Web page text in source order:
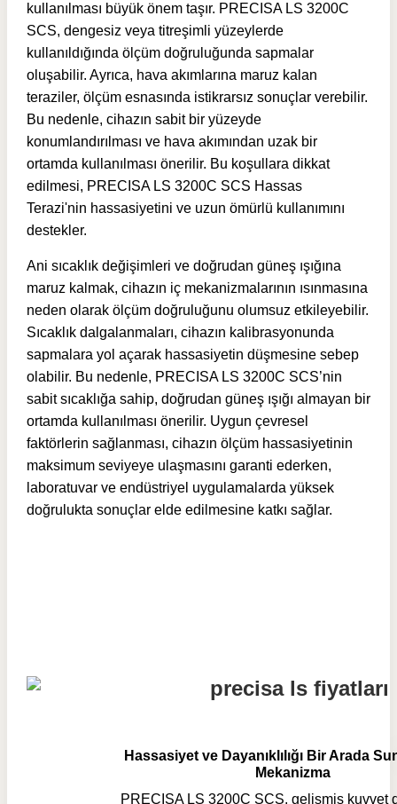
kullanılması büyük önem taşır. PRECISA LS 3200C
SCS, dengesiz veya titreşimli yüzeylerde
kullanıldığında ölçüm doğruluğunda sapmalar
oluşabilir. Ayrıca, hava akımlarına maruz kalan
teraziler, ölçüm esnasında istikrarsız sonuçlar verebilir.
Bu nedenle, cihazın sabit bir yüzeyde
konumlandırılması ve hava akımından uzak bir
ortamda kullanılması önerilir. Bu koşullara dikkat
edilmesi, PRECISA LS 3200C SCS Hassas
Terazi'nin hassasiyetini ve uzun ömürlü kullanımını
destekler.
Ani sıcaklık değişimleri ve doğrudan güneş ışığına
maruz kalmak, cihazın iç mekanizmalarının ısınmasına
neden olarak ölçüm doğruluğunu olumsuz etkileyebilir.
Sıcaklık dalgalanmaları, cihazın kalibrasyonunda
sapmalara yol açarak hassasiyetin düşmesine sebep
olabilir. Bu nedenle, PRECISA LS 3200C SCS’nin
sabit sıcaklığa sahip, doğrudan güneş ışığı almayan bir
ortamda kullanılması önerilir. Uygun çevresel
faktörlerin sağlanması, cihazın ölçüm hassasiyetinin
maksimum seviyeye ulaşmasını garanti ederken,
laboratuvar ve endüstriyel uygulamalarda yüksek
doğrulukta sonuçlar elde edilmesine katkı sağlar.
Hassasiyet ve Dayanıklılığı Bir Arada
Mekanizma
PRECISA LS 3200C SCS, gelişmiş kuvvet